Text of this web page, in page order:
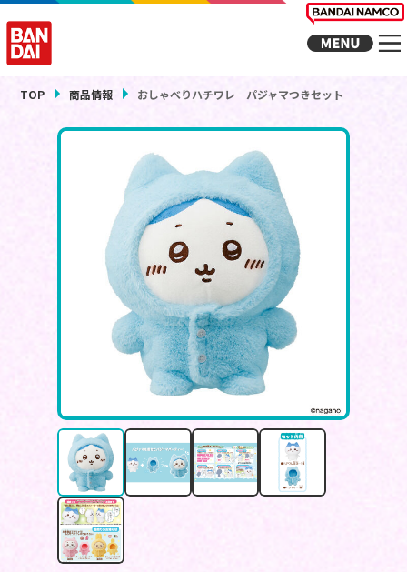
TOP 商品情報 おしゃべりハチワレ パジャマつきセット